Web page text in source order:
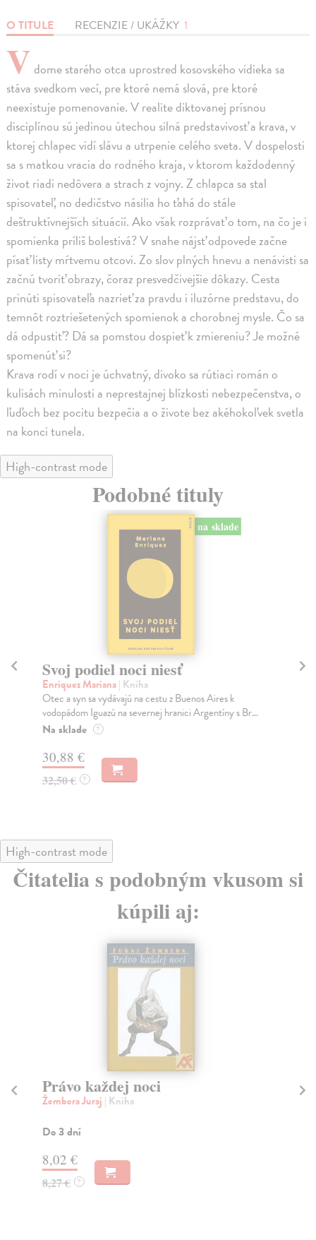
O TITULE RECENZIE / UKÁŽKY 1
V dome starého otca uprostred kosovského vidieka sa
stáva svedkom vecí, pre ktoré nemá slová, pre ktoré
neexistuje pomenovanie. V realite diktovanej prísnou
disciplínou sú jedinou útechou silná predstavivosť a krava, v
ktorej chlapec vidí slávu a utrpenie celého sveta. V dospelosti
sa s matkou vracia do rodného kraja, v ktorom každodenný
život riadi nedôvera a strach z vojny. Z chlapca sa stal
spisovateľ, no dedičstvo násilia ho ťahá do stále
deštruktívnejších situácií. Ako však rozprávať o tom, na čo je i
spomienka príliš bolestivá? V snahe nájsť odpovede začne
písať listy mŕtvemu otcovi. Zo slov plných hnevu a nenávisti sa
začnú tvoriť obrazy, čoraz presvedčivejšie dôkazy. Cesta
prinúti spisovateľa nazrieť za pravdu i iluzórne predstavu, do
temnôt roztriešetených spomienok a chorobnej mysle. Čo sa
dá odpustiť? Dá sa pomstou dospieť k zmiereniu? Je možné
spomenúť si?
Krava rodí v noci je úchvatný, divoko sa rútiaci román o
kulisách minulosti a neprestajnej blízkosti nebezpečenstva, o
ľuďoch bez pocitu bezpečia a o živote bez akéhokoľvek svetla
na konci tunela.
High-contrast mode
Podobné tituly
na sklade
Svoj podiel noci niesť
Enriquez Mariana| Kniha
Otec a syn sa vydávajú na cestu z Buenos Aires k
vodopádom Iguazú na severnej hranici Argentíny s Br...
Na sklade ?
30,88 €
32,50 € ?
High-contrast mode
Čitatelia s podobným vkusom si
kúpili aj:
Právo každej noci
Žembera Juraj | Kniha
Do 3 dní
8,02 €
8,27 € ?